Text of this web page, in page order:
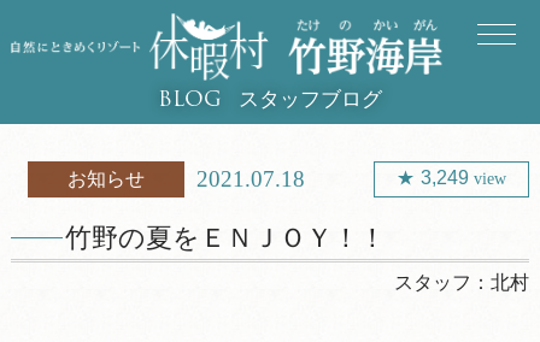
BLOG スタッフブログ
お知らせ 2021.07.18 3,249view
竹野の夏をＥＮＪＯＹ！！
スタッフ：北村